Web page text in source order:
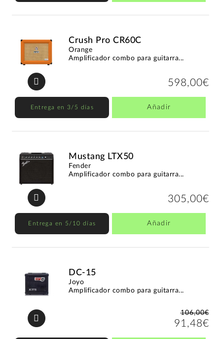
Crush Pro CR60C
Orange
Amplificador combo para guitarra...
598,00€
Entrega en 3/5 días Añadir
Mustang LTX50
Fender
Amplificador combo para guitarra...
305,00€
Entrega en 5/10 días Añadir
DC-15
Joyo
Amplificador combo para guitarra...
106,00€
91,48€